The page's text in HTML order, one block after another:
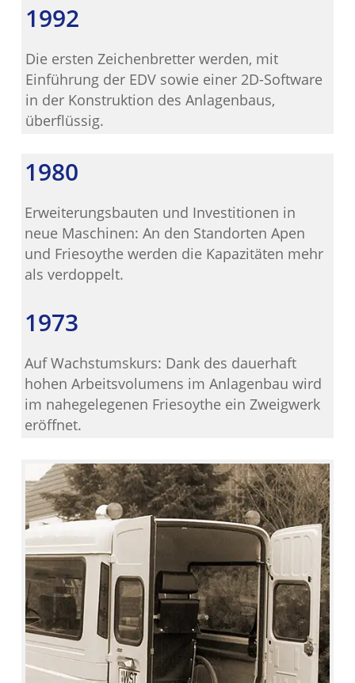
1992
Die ersten Zeichenbretter werden, mit
Einführung der EDV sowie einer 2D-Software
in der Konstruktion des Anlagenbaus,
überflüssig.
1980
Erweiterungsbauten und Investitionen in
neue Maschinen: An den Standorten Apen
und Friesoythe werden die Kapazitäten mehr
als verdoppelt.
1973
Auf Wachstumskurs: Dank des dauerhaft
hohen Arbeitsvolumens im Anlagenbau wird
im nahegelegenen Friesoythe ein Zweigwerk
eröffnet.